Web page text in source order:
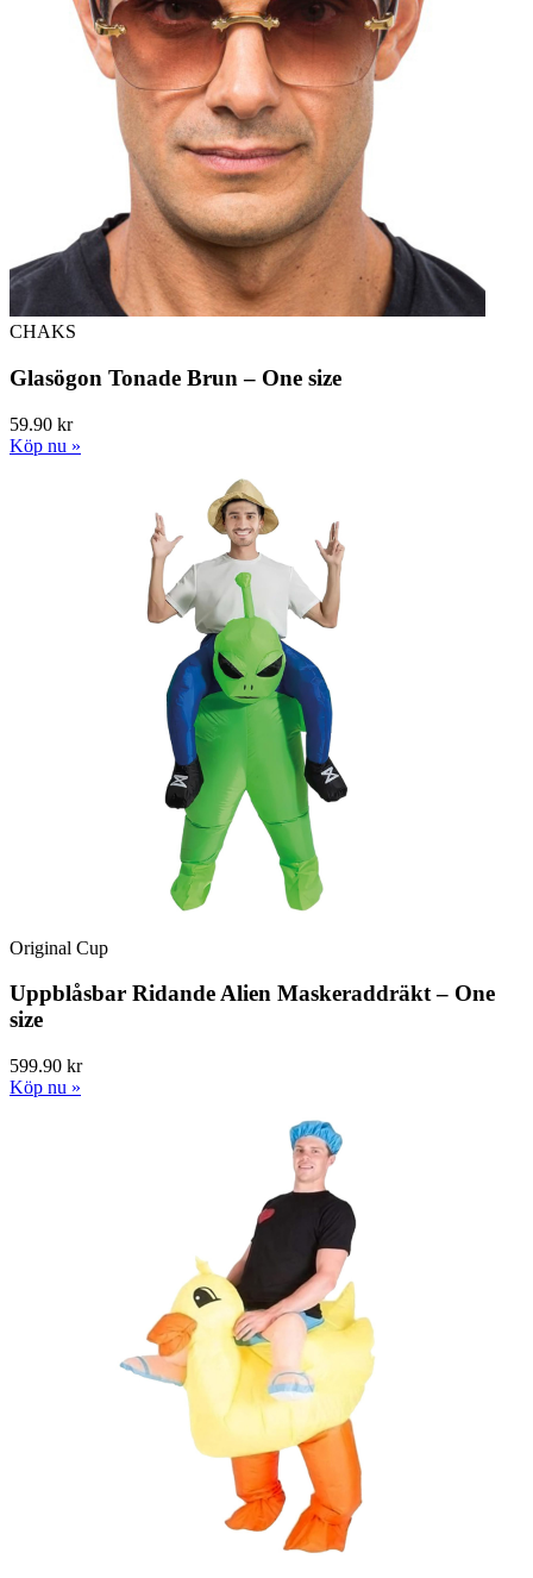
CHAKS
Glasögon Tonade Brun – One size
59.90 kr
Köp nu »
Original Cup
Uppblåsbar Ridande Alien Maskeraddräkt – One
size
599.90 kr
Köp nu »